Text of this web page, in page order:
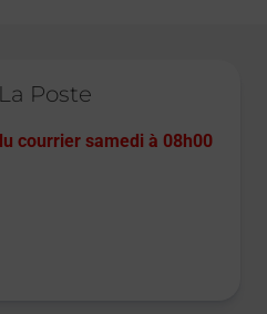
Poste
courrier samedi à 08h00